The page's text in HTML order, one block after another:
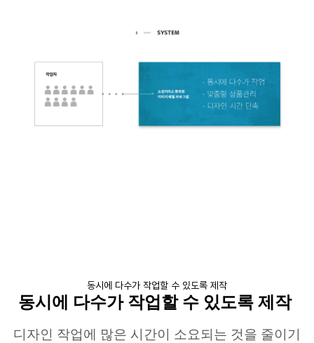
동시에 다수가 작업할 수 있도록 제작
동시에 다수가 작업할 수 있도록 제작
디자인 작업에 많은 시간이 소요되는 것을 줄이기